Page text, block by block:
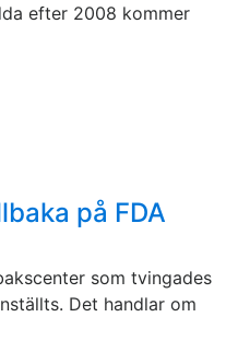
efter 2008 kommer
på FDA
som tvingades
Det handlar om